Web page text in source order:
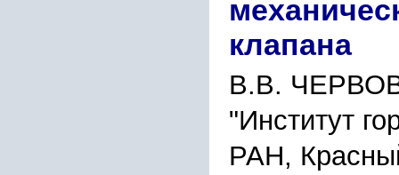
клапана
В.В.
"Институт
РАН,